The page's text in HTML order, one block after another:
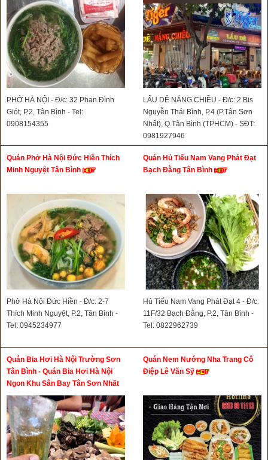
PHỞ HÀ NỘI - Đ/c: 32 Phan Đình
Giót, P.2, Tân Bình - Tel:
0908154355
LẨU DÊ NẮNG CHIỀU - Đ/c: 2 Bis
Nguyễn Thái Bình, P.4 (P.Tân Sơn
Nhất), Q.Tân Bình (TPHCM) - SĐT:
0981927946
Quán Phở Hà Nội Đức Hiền Thích
Minh Nguyệt Tân Bình
Phở Hà Nội Đức Hiền - Đ/c: 2-7
Thích Minh Nguyệt, P.2, Tân Bình -
Tel: 0945234977
Quán Hủ Tiếu Nam Vang Phát Đạt
Bạch Đằng Tân Bình
Hủ Tiếu Nam Vang Phát Đạt 4 - Đ/c:
11F/32 Bạch Đằng, P.2, Tân Bình -
Tel: 0822962739
Quán Bia Hơi Hà Nội Trường Sơn
Tân Bình - Quán Bia Hơi Hà Nội
Ngon Khu Sân Bay Tân Sơn Nhất
Quán Nem Nướng Nha Trang Cô
Điệp Lê Văn Sỹ